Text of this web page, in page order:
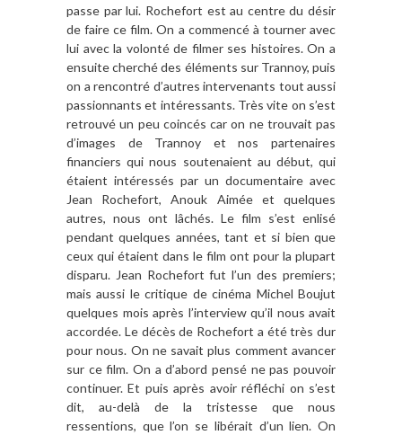
passe par lui. Rochefort est au centre du désir
de faire ce film. On a commencé à tourner avec
lui avec la volonté de filmer ses histoires. On a
ensuite cherché des éléments sur Trannoy, puis
on a rencontré d’autres intervenants tout aussi
passionnants et intéressants. Très vite on s’est
retrouvé un peu coincés car on ne trouvait pas
d’images de Trannoy et nos partenaires
financiers qui nous soutenaient au début, qui
étaient intéressés par un documentaire avec
Jean Rochefort, Anouk Aimée et quelques
autres, nous ont lâchés. Le film s’est enlisé
pendant quelques années, tant et si bien que
ceux qui étaient dans le film ont pour la plupart
disparu. Jean Rochefort fut l’un des premiers;
mais aussi le critique de cinéma Michel Boujut
quelques mois après l’interview qu’il nous avait
accordée. Le décès de Rochefort a été très dur
pour nous. On ne savait plus comment avancer
sur ce film. On a d’abord pensé ne pas pouvoir
continuer. Et puis après avoir réfléchi on s’est
dit, au-delà de la tristesse que nous
ressentions, que l’on se libérait d’un lien. On